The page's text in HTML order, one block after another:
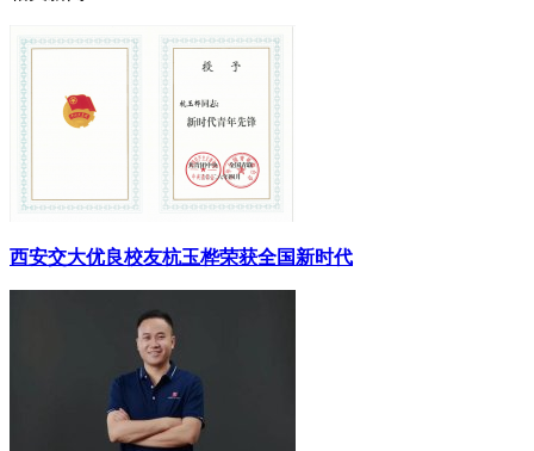
西安交大优良校友杭玉桦荣获全国新时代